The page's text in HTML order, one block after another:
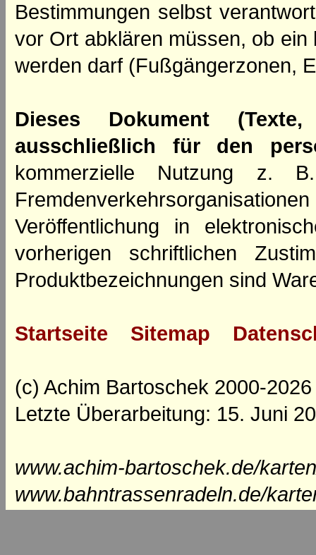
Bestimmungen selbst
vor Ort abklären müssen, ob
werden darf (Fußgängerzonen,
Dieses Dokument
ausschließlich für den
kommerzielle Nutzung z.
Veröffentlichung in
vorherigen schriftlichen
Produktbezeichnungen sind
Startseite Sitemap
(c) Achim Bartoschek 2000-2026
Letzte Überarbeitung: 15. Juni
www.achim-bartoschek.de/
www.bahntrassenradeln.de/